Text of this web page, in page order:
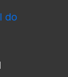
do